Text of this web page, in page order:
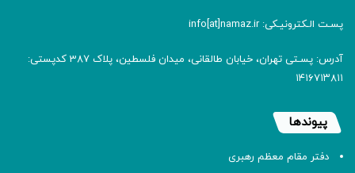
پسـت الـکترونیـکی: info[at]namaz.ir
آدرس: پسـتی تهران، خیابان طالقانی، میدان فلسطین، پلاک 387 کدپستی:
۱۴۱۶۷۱۳۸۱۱
پیوندها
دفتر مقام معظم رهبری